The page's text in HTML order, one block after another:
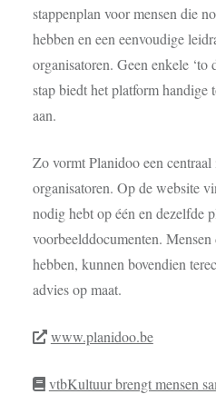
stappenplan voor mensen die
hebben en een eenvoudige
organisatoren. Geen enkele
stap biedt het platformhandige
aan.
Zo vormt Planidoo een
organisatoren. Op de website
nodig hebt op één en dezelfde
voorbeelddocumenten.
hebben, kunnen bovendien
advies op maat.
www.planidoo.be
vtbKultuur brengt mensen